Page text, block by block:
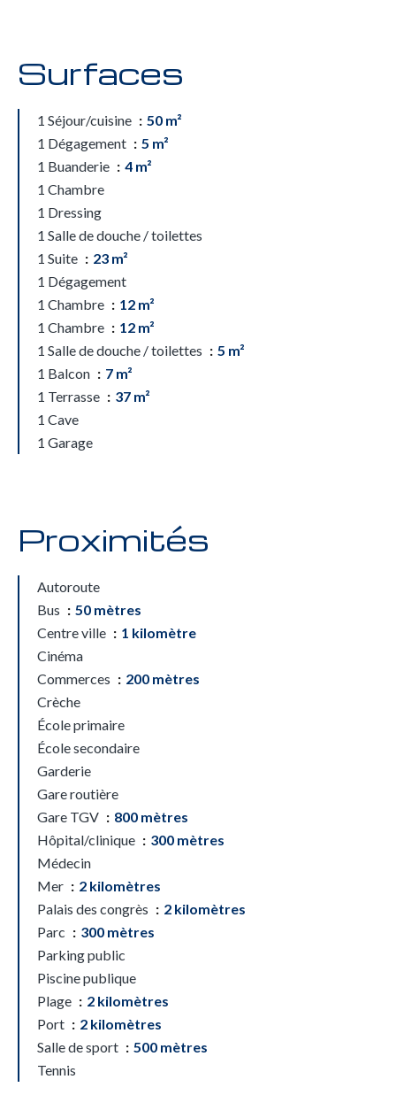
Surfaces
1 Séjour/cuisine
50 m²
1 Dégagement
5 m²
1 Buanderie
4 m²
1 Chambre
1 Dressing
1 Salle de douche / toilettes
1 Suite
23 m²
1 Dégagement
1 Chambre
12 m²
1 Chambre
12 m²
1 Salle de douche / toilettes
5 m²
1 Balcon
7 m²
1 Terrasse
37 m²
1 Cave
1 Garage
Proximités
Autoroute
Bus
50 mètres
Centre ville
1 kilomètre
Cinéma
Commerces
200 mètres
Crèche
École primaire
École secondaire
Garderie
Gare routière
Gare TGV
800 mètres
Hôpital/clinique
300 mètres
Médecin
Mer
2 kilomètres
Palais des congrès
2 kilomètres
Parc
300 mètres
Parking public
Piscine publique
Plage
2 kilomètres
Port
2 kilomètres
Salle de sport
500 mètres
Tennis